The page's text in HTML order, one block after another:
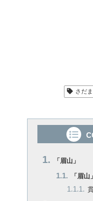
さだ
「眉山」
「眉